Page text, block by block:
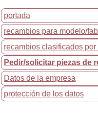
portada
recambios para modelo/
recambios clasificados
Pedir/solicitar piezas de
Datos de la empresa
protección de los datos